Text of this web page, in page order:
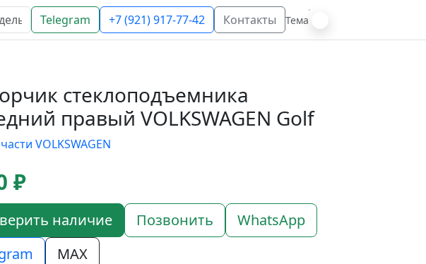
Telegram +7 (921) 917-77-42 Контакты Тема
стеклоподъемника
правый VOLKSWAGEN Golf
VOLKSWAGEN
₽
наличие Позвонить
WhatsApp
MAX